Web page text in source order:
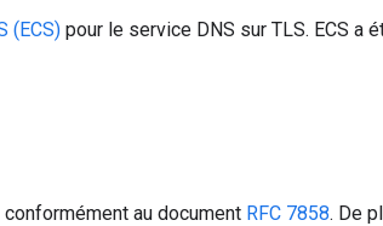
(ECS) pour le service DNS sur TLS. ECS a
au document RFC 7858. De